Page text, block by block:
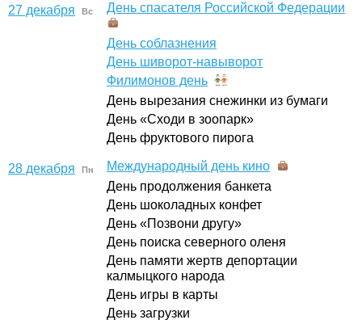
27 декабря Вс День спасателя Российской Федерации
День соблазнения
День шиворот-навыворот
Филимонов день
День вырезания снежинки из бумаги
День «Сходи в зоопарк»
День фруктового пирога
28 декабря Пн
Международный день кино
День продолжения банкета
День шоколадных конфет
День «Позвони другу»
День поиска северного оленя
День памяти жертв депортации
калмыцкого народа
День игры в карты
День загрузки